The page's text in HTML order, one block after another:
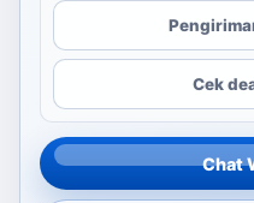
Cek
Chat